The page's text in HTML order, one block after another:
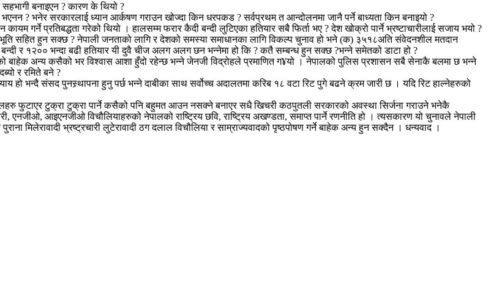
बनाइएन ? कारण के थियो ?
? भनेर सरकारलाई ध्यान आर्कषण गराउन खोज्दा किन धरपकड ? सर्वप्रथम त आन्दोलनमा जानै पर्ने बाध्यता किन बनाइयो ?
गर्ने प्रतिबद्धता गरेको थियो । हालसम्म फरार कैदी बन्दी लुटिएका हतियार सबै फिर्ता भए ? देश खोक्रो पार्ने भ्रष्टाचारीलाई सजाय भयो ?
सहित हुन सक्छ ? नेपाली जनताको लागि र देशको समस्या समाधानका लागि विकल्प चुनाव हो भने (क) ३५१८अति संवेदनशील मतदान
र १२०० भन्दा बढी हतियार यी दुवै चीज अलग अलग छन भन्नेमा हो कि ? कतै सम्बन्ध हुन सक्छ ?भन्ने समेतको डाटा हो ?
बाहेक अन्य कसैको भर विश्वास आशा हुँदो रहेन्छ भन्ने जेनजी विद्रोहले प्रमाणित ग¥यो । नेपालको पुलिस प्रशासन सबै सेनाकै बलमा छ भन्ने
र रमिते बने ?
हो भन्दै संसद पुनस्र्थापना हुनु पर्छ भन्ने दाबीका साथ सर्वोच्च अदालतमा करिब १८ वटा रिट पुगे बढने क्रम जारी छ । यदि रिट हाल्नेहरुको
दलहरु फुटाएर टुक्रा टुक्रा पार्ने कसैको पनि बहुमत आउन नसक्ने बनाएर सधै खिचरी कठपुतली सरकारको अवस्था सिर्जना गराउने भनेकै
एनजीओ, आइएनजीओ विचौलियाहरुको नेपालको राष्ट्रिय छवि, राष्ट्रिय अखण्डता, समाप्त पार्ने रणनीति हो । त्यसकारण यो चुनावले नेपाली
मिलेरावादी भ्रष्ट्रचारी लुटेरावादी ठग दलाल विचौलिया र साम्राज्यवादको पृष्ठपोषण गर्ने बाहेक अन्य हुन सक्दैन । धन्यवाद ।